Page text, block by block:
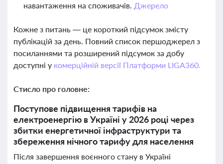
навантаження на споживачів. Джерело
Кожне з питань — це короткий підсумок змісту
публікацій за день. Повний список першоджерел з
посиланнями та розширений підсумок за добу
доступні у комерційній версії Платформи LIGA360.
Стисло про головне:
Поступове підвищення тарифів на
електроенергію в Україні у 2026 році через
збитки енергетичної інфраструктури та
збереження нічного тарифу для населення
Після завершення воєнного стану в Україні